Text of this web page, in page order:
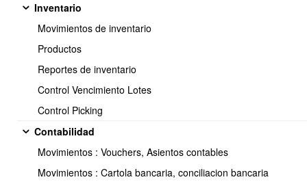
Inventario
Movimientos de inventario
Productos
Reportes de inventario
Control Vencimiento Lotes
Control Picking
Contabilidad
Movimientos : Vouchers, Asientos contables
Movimientos : Cartola bancaria, conciliacion bancaria
{$EmpresaEmail}
{$SaldoPendiente}';
{$FolioFactura}';
{$DiasVencimiento}';
{$MontoDcto}
{$TipoDcto}
{$FechaDcto}
{$FechaVctoDcto}